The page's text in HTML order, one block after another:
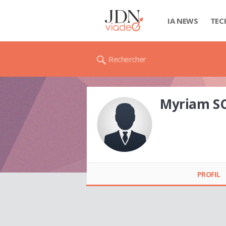
IA NEWS
Rechercher
Myriam
PROFIL